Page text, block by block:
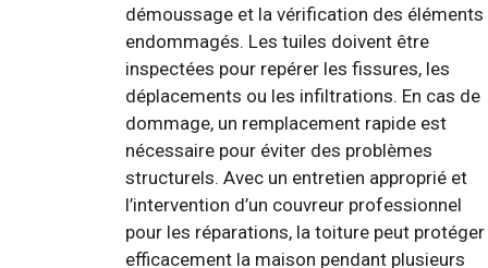
démoussage et la vérification des éléments
endommagés. Les tuiles doivent être
inspectées pour repérer les fissures, les
déplacements ou les infiltrations. En cas de
dommage, un remplacement rapide est
nécessaire pour éviter des problèmes
structurels. Avec un entretien approprié et
l’intervention d’un couvreur professionnel
pour les réparations, la toiture peut protéger
efficacement la maison pendant plusieurs